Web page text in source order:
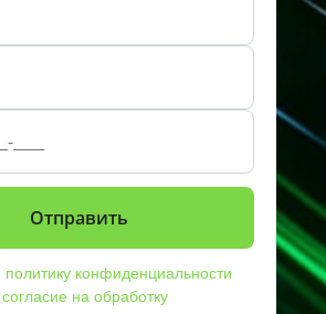
политику конфиденциальности
согласие на обработку